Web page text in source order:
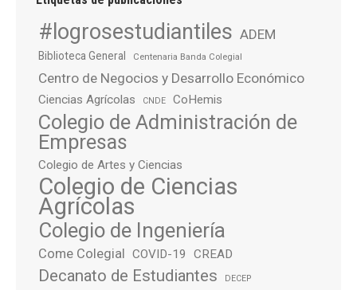
#logrosestudiantiles ADEM
Biblioteca General Centenaria Banda Colegial
Centro de Negocios y Desarrollo Económico
Ciencias Agrícolas CNDE CoHemis
Colegio de Administración de
Empresas
Colegio de Artes y Ciencias
Colegio de Ciencias
Agrícolas
Colegio de Ingeniería
Come Colegial COVID-19 CREAD
Decanato de Estudiantes DECEP